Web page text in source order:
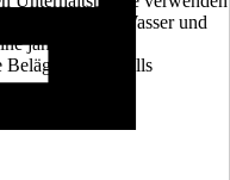
mit klarem Wasser und
jährliche
Beläge ist ebenfalls